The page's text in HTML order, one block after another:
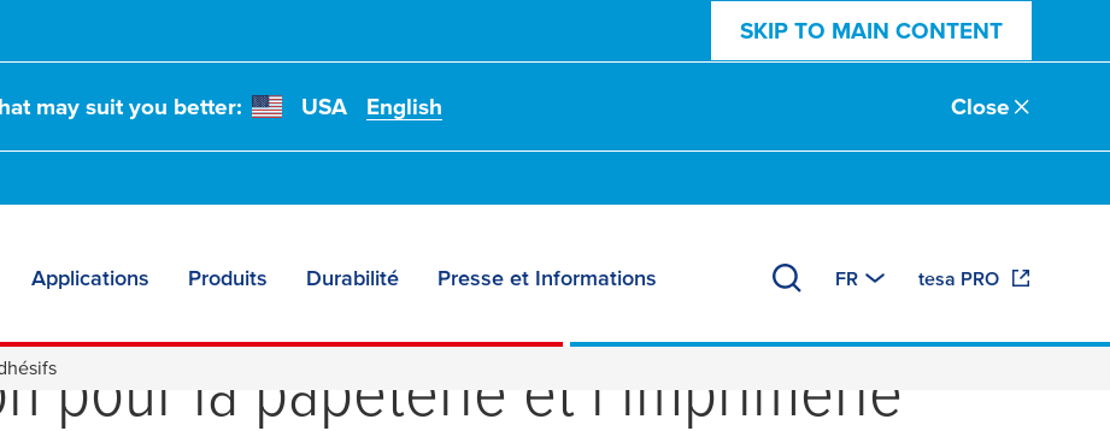
SKIP TO MAIN CONTENT
may suit you better: USA English Close
Applications Produits Durabilité Presse et Informations FR tesa PRO
de rubans adhésifs sensibles à la
pour la papeterie et l’imprimerie